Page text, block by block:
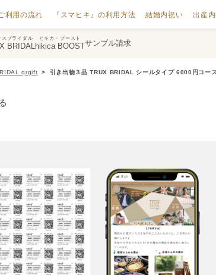
利用の流れ 『スマヒキ』の利用方法 結婚内祝い 出産
スブライダル
BRIDAL
ヒキカ・ブースト
hikica BOOSTサンプル請求
qrgift 引き出物３品 TRUX BRIDAL シールタイプ 6000円コース